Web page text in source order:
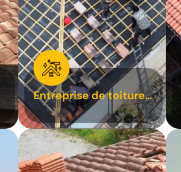
Entreprise de toiture
31